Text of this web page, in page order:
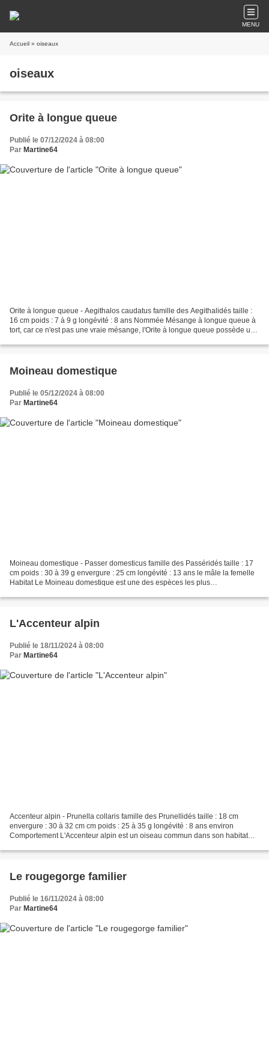
MENU
Accueil » oiseaux
oiseaux
Orite à longue queue
Publié le 07/12/2024 à 08:00
Par Martine64
Orite à longue queue - Aegithalos caudatus famille des Aegithalidés taille :
16 cm poids : 7 à 9 g longévité : 8 ans Nommée Mésange à longue queue à
tort, car ce n'est pas une vraie mésange, l'Orite à longue queue possède un
Moineau domestique
Publié le 05/12/2024 à 08:00
Par Martine64
Moineau domestique - Passer domesticus famille des Passéridés taille : 17
cm poids : 30 à 39 g envergure : 25 cm longévité : 13 ans le mâle la femelle
Habitat Le Moineau domestique est une des espèces les plus
L'Accenteur alpin
Publié le 18/11/2024 à 08:00
Par Martine64
Accenteur alpin - Prunella collaris famille des Prunellidés taille : 18 cm
envergure : 30 à 32 cm cm poids : 25 à 35 g longévité : 8 ans environ
Comportement L'Accenteur alpin est un oiseau commun dans son habitat
Le rougegorge familier
Publié le 16/11/2024 à 08:00
Par Martine64